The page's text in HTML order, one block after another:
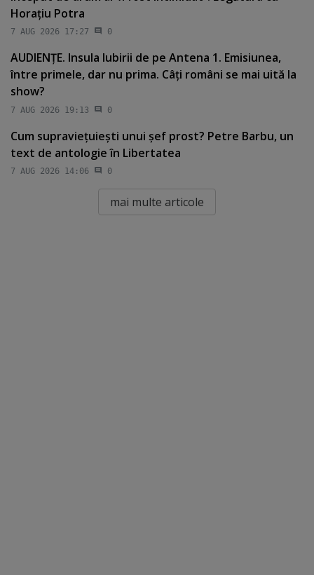
Horaţiu Potra
7 AUG 2026 17:27 0
AUDIENŢE. Insula Iubirii de pe Antena 1. Emisiunea,
între primele, dar nu prima. Câţi români se mai uită la
show?
7 AUG 2026 19:13 0
Cum supravieţuieşti unui şef prost? Petre Barbu, un
text de antologie în Libertatea
7 AUG 2026 14:06 0
mai multe articole